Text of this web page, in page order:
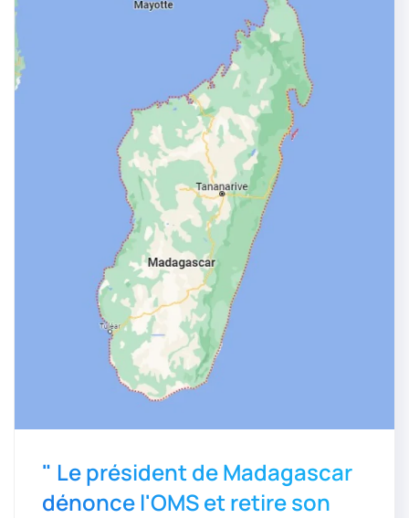
" Le président de Madagascar
dénonce l'OMS et retire son